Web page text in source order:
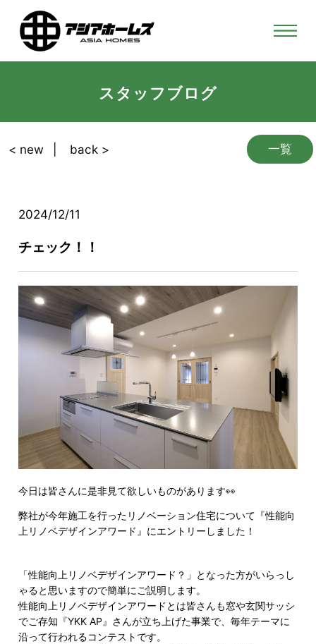
スタッフブログ
一覧
< new back >
2024/12/11
チェック！！
今日は皆さんに是非見て欲しいものがあります👀
弊社が今年施工を行ったリノベーション住宅について『性能向
上リノベデザインアワード』にエントリーしました！
「性能向上リノベデザインアワード？」となった方がいらっし
ゃると思いますので簡単にご説明します。
性能向上リノベデザインアワードとは皆さんも窓や玄関サッシ
でご存知『YKK AP』さんが立ち上げた事業で、毎年テーマに
沿って行われるコンテストです。